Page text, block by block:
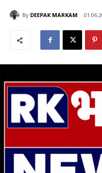
By DEEPAK MARKAM